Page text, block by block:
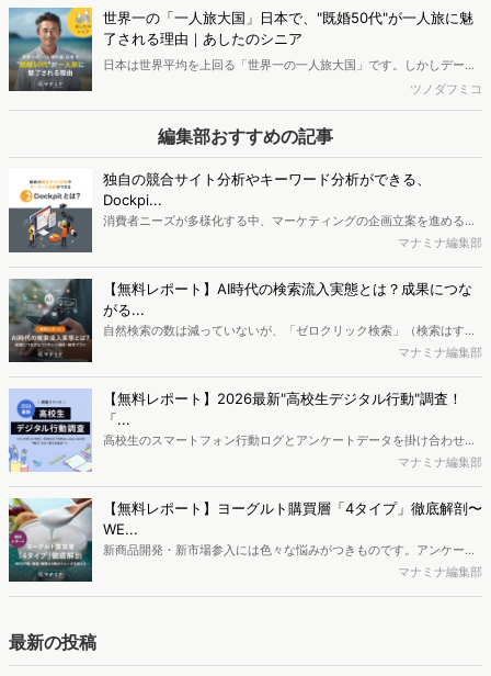
ドや属性、興味関心を分析し、買取サービスを利用する消費者像を探
りました。
世界一の「一人旅大国」日本で、"既婚50代"が一人旅に魅
了される理由｜あしたのシニア
日本は世界平均を上回る「世界一の一人旅大国」です。しかしデータ
が示す意外な担い手は「既婚の50代」。帰る場所がある彼らは、なぜ
一人旅に魅了されるのでしょうか。そこには「ただ一人になりたい」
わけではなく、自由な時間のなかであえて「待つ人を想う」という既
婚者ならではのインサイトが隠されていました。本記事では最新デー
タや市場動向から、シニア層の一人旅のリアルとビジネスチャンスに
迫ります。
ツノダフミコ
編集部おすすめの記事
独自の競合サイト分析やキーワード分析ができる、
Dockpi...
消費者ニーズが多様化する中、マーケティングの企画立案を進める上
で、競合分析や消費者分析の重要性がより高まっています。Web行動
データを活用し、Web上の消費者行動を起点とした競合サイト分析や
消費者分析が可能です。今回はDockpitならではの利便性の高い機能
や活用方法を解説します。
マナミナ編集部
【無料レポート】AI時代の検索流入実態とは？成果につな
がる...
自然検索の数は減っていないが、「ゼロクリック検索」（検索はする
がページには流入しない）の割合が増加しているのが、AI時代の検索
か、また、要因を理解した上で、成果に確実につながるコンテンツを
制作するにはどうするべきなのでしょうか。本レポートはこのような
疑問をお抱えのSEO・Webマーケティングご担当者様におすすめの内
容となっています。※本レポートは記事のフォームから無料でダウン
マナミナ編集部
【無料レポート】2026最新"高校生デジタル行動"調査！
「...
高校生のスマートフォン行動ログとアンケートデータを掛け合わせ、
最新の若年層（高校生）におけるデジタル行動実態やSNSの利用傾向
ち、スマートフォンを取り巻く環境が成熟するなか、新興SNSの台頭
により高校生のデジタルライフスタイルは新たな変化を見せていま
す。※資料は記事内の入力フォームより、ダウンロードいただけま
マナミナ編集部
【無料レポート】ヨーグルト購買層「4タイプ」徹底解剖〜
WE...
新商品開発・新市場参入には色々な悩みがつきものです。アンケート
調査を実施しても、購買実態が不透明、新商品の受容性も判断しきれ
マナミナ編集部
最新の投稿